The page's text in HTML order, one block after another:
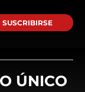
SUSCRIBIRSE
ÚNICO